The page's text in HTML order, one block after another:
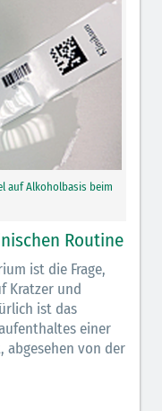
auf Alkoholbasis beim
Routine
ist die Frage,
Kratzer und
ist das
einer
abgesehen von der